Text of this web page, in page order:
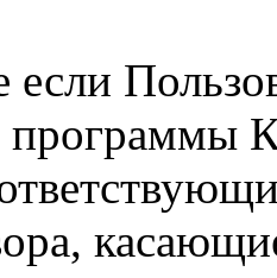
программы